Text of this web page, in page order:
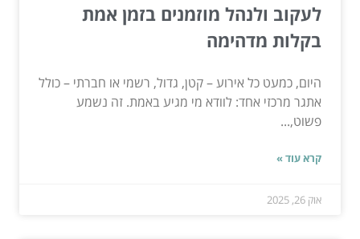
לעקוב ולנהל מוזמנים בזמן אמת
בקלות מדהימה
היום, כמעט כל אירוע – קטן, גדול, רשמי או חברתי – כולל
אתגר מרכזי אחד: לוודא מי מגיע באמת. זה נשמע
פשוט,...
קרא עוד »
אוק 26, 2025